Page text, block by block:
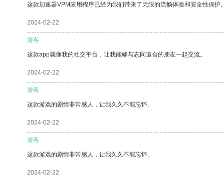
这款加速器VPM应用程序已经为我们带来了无限的流畅体验和安全性保护。
2024-02-22
游客
这款app就像我的社交平台，让我能够与志同道合的朋友一起交流。
2024-02-22
游客
这款游戏的剧情非常感人，让我久久不能忘怀。
2024-02-22
游客
这款游戏的剧情非常感人，让我久久不能忘怀。
2024-02-22